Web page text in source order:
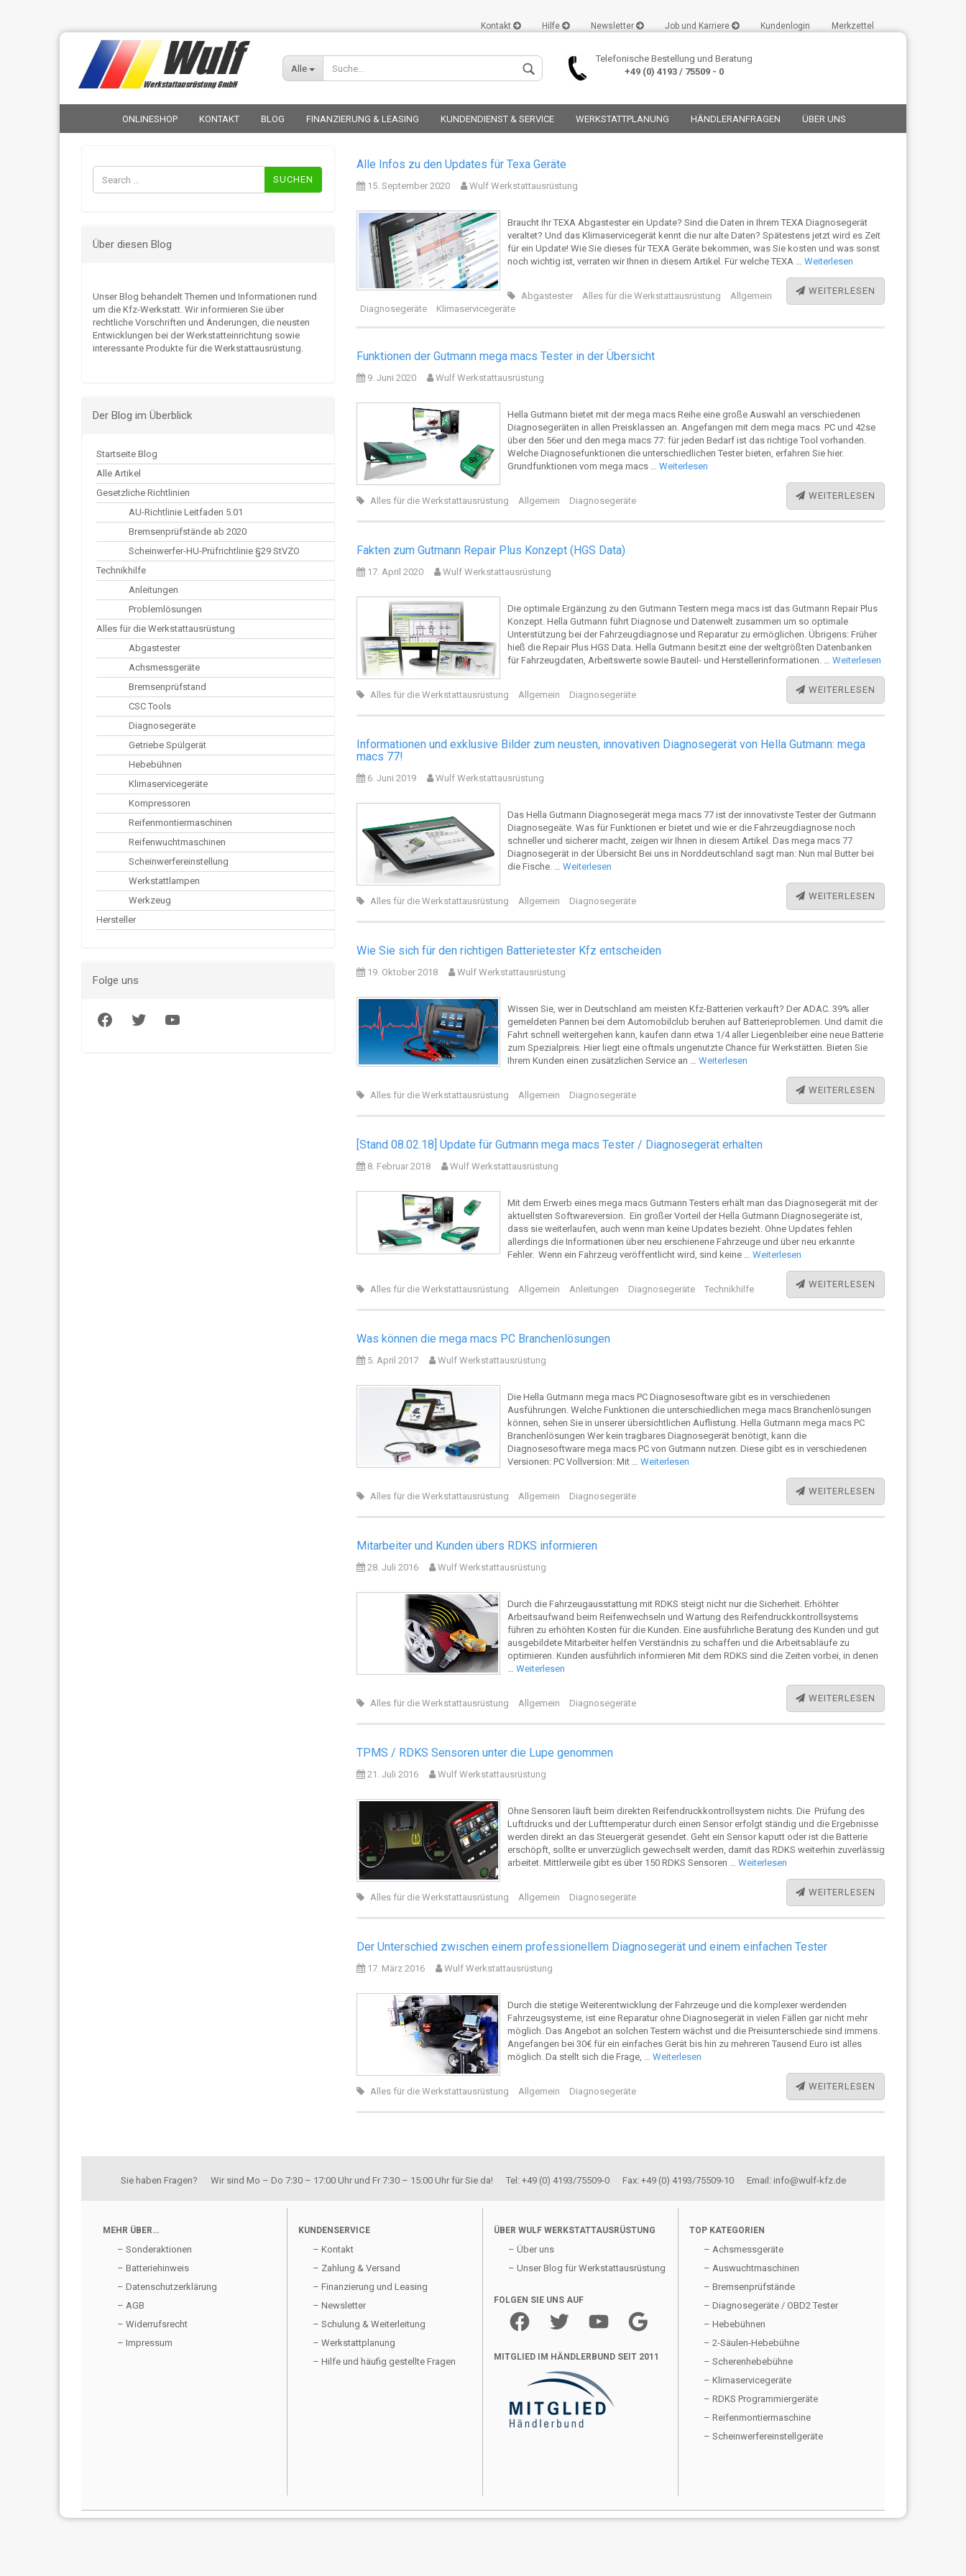
Kontakt Hilfe Newsletter Job und Karriere Kundenlogin
Konto erstellen
Passwort vergessen?
Merkzettel
Alle
Telefonische Bestellung und Beratung
+49 (0) 4193 / 75509 - 0
ONLINESHOP KONTAKT BLOG FINANZIERUNG & LEASING KUNDENDIENST & SERVICE WERKSTATTPLANUNG HÄNDLERANFRAGEN ÜBER UNS
Suchen
nach:
Über diesen Blog
Unser Blog behandelt Themen und Informationen rund
um die Kfz-Werkstatt. Wir informieren Sie über
rechtliche Vorschriften und Änderungen, die neusten
Entwicklungen bei der Werkstatteinrichtung sowie
interessante Produkte für die Werkstattausrüstung.
Der Blog im Überblick
Startseite Blog
Alle Artikel
Gesetzliche Richtlinien
AU-Richtlinie Leitfaden 5.01
Bremsenprüfstände ab 2020
Scheinwerfer-HU-Prüfrichtlinie §29 StVZO
Technikhilfe
Anleitungen
Problemlösungen
Alles für die Werkstattausrüstung
Abgastester
Achsmessgeräte
Bremsenprüfstand
CSC Tools
Diagnosegeräte
Getriebe Spülgerät
Hebebühnen
Klimaservicegeräte
Kompressoren
Reifenmontiermaschinen
Reifenwuchtmaschinen
Scheinwerfereinstellung
Werkstattlampen
Werkzeug
Hersteller
Folge uns
FacebookTwitter YouTube
Alle Infos zu den Updates für Texa Geräte
15. September 2020 Wulf Werkstattausrüstung
Braucht Ihr TEXA Abgastester ein Update? Sind die Daten in Ihrem TEXA Diagnosegerät
veraltet? Und das Klimaservicegerät kennt die nur alte Daten? Spätestens jetzt wird es Zeit
für ein Update! Wie Sie dieses für TEXA Geräte bekommen, was Sie kosten und was sonst
noch wichtig ist, verraten wir Ihnen in diesem Artikel. Für welche TEXA … Weiterlesen
WEITERLESEN
Abgastester Alles für die Werkstattausrüstung
Allgemein
Diagnosegeräte
Klimaservicegeräte
Funktionen der Gutmann mega macs Tester in der Übersicht
9. Juni 2020 Wulf Werkstattausrüstung
Hella Gutmann bietet mit der mega macs Reihe eine große Auswahl an verschiedenen
Diagnosegeräten in allen Preisklassen an. Angefangen mit dem mega macs PC und 42se
über den 56er und den mega macs 77: für jeden Bedarf ist das richtige Tool vorhanden.
Welche Diagnosefunktionen die unterschiedlichen Tester bieten, erfahren Sie hier.
Grundfunktionen vom mega macs … Weiterlesen
WEITERLESEN
Alles für die Werkstattausrüstung Allgemein Diagnosegeräte
Fakten zum Gutmann Repair Plus Konzept (HGS Data)
17. April 2020 Wulf Werkstattausrüstung
Die optimale Ergänzung zu den Gutmann Testern mega macs ist das Gutmann Repair Plus
Konzept. Hella Gutmann führt Diagnose und Datenwelt zusammen um so optimale
Unterstützung bei der Fahrzeugdiagnose und Reparatur zu ermöglichen. Übrigens: Früher
hieß die Repair Plus HGS Data. Hella Gutmann besitzt eine der weltgrößten Datenbanken
für Fahrzeugdaten, Arbeitswerte sowie Bauteil- und Herstellerinformationen. … Weiterlesen
WEITERLESEN
Alles für die Werkstattausrüstung Allgemein Diagnosegeräte
Informationen und exklusive Bilder zum neusten, innovativen Diagnosegerät von Hella Gutmann: mega
macs 77!
6. Juni 2019 Wulf Werkstattausrüstung
Das Hella Gutmann Diagnosegerät mega macs 77 ist der innovativste Tester der Gutmann
Diagnosegeäte. Was für Funktionen er bietet und wie er die Fahrzeugdiagnose noch
schneller und sicherer macht, zeigen wir Ihnen in diesem Artikel. Das mega macs 77
Diagnosegerät in der Übersicht Bei uns in Norddeutschland sagt man: Nun mal Butter bei
die Fische. … Weiterlesen
WEITERLESEN
Alles für die Werkstattausrüstung Allgemein Diagnosegeräte
Wie Sie sich für den richtigen Batterietester Kfz entscheiden
19. Oktober 2018 Wulf Werkstattausrüstung
Wissen Sie, wer in Deutschland am meisten Kfz-Batterien verkauft? Der ADAC. 39% aller
gemeldeten Pannen bei dem Automobilclub beruhen auf Batterieproblemen. Und damit die
Fahrt schnell weitergehen kann, kaufen dann etwa 1/4 aller Liegenbleiber eine neue Batterie
zum Spezialpreis. Hier liegt eine oftmals ungenutzte Chance für Werkstätten. Bieten Sie
Ihrem Kunden einen zusätzlichen Service an … Weiterlesen
WEITERLESEN
Alles für die Werkstattausrüstung Allgemein Diagnosegeräte
[Stand 08.02.18] Update für Gutmann mega macs Tester / Diagnosegerät erhalten
8. Februar 2018 Wulf Werkstattausrüstung
Mit dem Erwerb eines mega macs Gutmann Testers erhält man das Diagnosegerät mit der
aktuellsten Softwareversion. Ein großer Vorteil der Hella Gutmann Diagnosegeräte ist,
dass sie weiterlaufen, auch wenn man keine Updates bezieht. Ohne Updates fehlen
allerdings die Informationen über neu erschienene Fahrzeuge und über neu erkannte
Fehler. Wenn ein Fahrzeug veröffentlicht wird, sind keine … Weiterlesen
WEITERLESEN
Alles für die Werkstattausrüstung Allgemein Anleitungen Diagnosegeräte Technikhilfe
Was können die mega macs PC Branchenlösungen
5. April 2017 Wulf Werkstattausrüstung
Die Hella Gutmann mega macs PC Diagnosesoftware gibt es in verschiedenen
Ausführungen. Welche Funktionen die unterschiedlichen mega macs Branchenlösungen
können, sehen Sie in unserer übersichtlichen Auflistung. Hella Gutmann mega macs PC
Branchenlösungen Wer kein tragbares Diagnosegerät benötigt, kann die
Diagnosesoftware mega macs PC von Gutmann nutzen. Diese gibt es in verschiedenen
Versionen: PC Vollversion: Mit … Weiterlesen
WEITERLESEN
Alles für die Werkstattausrüstung Allgemein Diagnosegeräte
Mitarbeiter und Kunden übers RDKS informieren
28. Juli 2016 Wulf Werkstattausrüstung
Durch die Fahrzeugausstattung mit RDKS steigt nicht nur die Sicherheit. Erhöhter
Arbeitsaufwand beim Reifenwechseln und Wartung des Reifendruckkontrollsystems
führen zu erhöhten Kosten für die Kunden. Eine ausführliche Beratung des Kunden und gut
ausgebildete Mitarbeiter helfen Verständnis zu schaffen und die Arbeitsabläufe zu
optimieren. Kunden ausführlich informieren Mit dem RDKS sind die Zeiten vorbei, in denen
… Weiterlesen
WEITERLESEN
Alles für die Werkstattausrüstung Allgemein Diagnosegeräte
TPMS / RDKS Sensoren unter die Lupe genommen
21. Juli 2016 Wulf Werkstattausrüstung
Ohne Sensoren läuft beim direkten Reifendruckkontrollsystem nichts. Die Prüfung des
Luftdrucks und der Lufttemperatur durch einen Sensor erfolgt ständig und die Ergebnisse
werden direkt an das Steuergerät gesendet. Geht ein Sensor kaputt oder ist die Batterie
erschöpft, sollte er unverzüglich gewechselt werden, damit das RDKS weiterhin zuverlässig
arbeitet. Mittlerweile gibt es über 150 RDKS Sensoren … Weiterlesen
WEITERLESEN
Alles für die Werkstattausrüstung Allgemein Diagnosegeräte
Der Unterschied zwischen einem professionellem Diagnosegerät und einem einfachen Tester
17. März 2016 Wulf Werkstattausrüstung
Durch die stetige Weiterentwicklung der Fahrzeuge und die komplexer werdenden
Fahrzeugsysteme, ist eine Reparatur ohne Diagnosegerät in vielen Fällen gar nicht mehr
möglich. Das Angebot an solchen Testern wächst und die Preisunterschiede sind immens.
Angefangen bei 30€ für ein einfaches Gerät bis hin zu mehreren Tausend Euro ist alles
möglich. Da stellt sich die Frage, … Weiterlesen
WEITERLESEN
Alles für die Werkstattausrüstung Allgemein Diagnosegeräte
Sie haben Fragen? Wir sind Mo – Do 7:30 – 17:00 Uhr und Fr 7:30 – 15:00 Uhr für Sie da! Tel: +49 (0) 4193/75509-0 Fax: +49 (0) 4193/75509-10 Email: info@wulf-kfz.de
MEHR ÜBER…
– Sonderaktionen
– Batteriehinweis
– Datenschutzerklärung
– AGB
– Widerrufsrecht
– Impressum
KUNDENSERVICE
– Kontakt
– Zahlung & Versand
– Finanzierung und Leasing
– Newsletter
– Schulung & Weiterleitung
– Werkstattplanung
– Hilfe und häufig gestellte Fragen
ÜBER WULF WERKSTATTAUSRÜSTUNG
– Über uns
– Unser Blog für Werkstattausrüstung
FOLGEN SIE UNS AUF
Facebook Twitter YouTube Google
MITGLIED IM HÄNDLERBUND SEIT 2011
TOP KATEGORIEN
– Achsmessgeräte
– Auswuchtmaschinen
– Bremsenprüfstände
– Diagnosegeräte / OBD2 Tester
– Hebebühnen
– 2-Säulen-Hebebühne
– Scherenhebebühne
– Klimaservicegeräte
– RDKS Programmiergeräte
– Reifenmontiermaschine
– Scheinwerfereinstellgeräte